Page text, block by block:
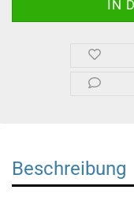
Beschreibung